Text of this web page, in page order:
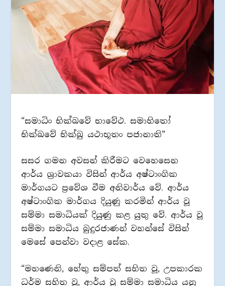
“සමාධිං භික්ඛවේ භාවේථ. සමාහිතෝ
භික්ඛවේ භික්ඛු යථාභූතං පජානාති”
සසර ගමන අවසන් කිරීමට වෙහෙසෙන
ආර්ය ශ්‍රාවකයා විසින් ආර්ය අෂ්ටාංගික
මාර්ගයට ප්‍රවේශ වීම අනිවාර්ය වේ. ආර්ය
අෂ්ටාංගික මාර්ගය දියුණු කරමින් ආර්ය වූ
සම්මා සමාධියක් දියුණු කළ යුතු වේ. ආර්ය වූ
සම්මා සමාධිය බුදුරජාණන් වහන්සේ විසින්
මෙසේ පෙන්වා වදාළ සේක.
“මහණෙනි, හේතු සම්පත් සහිත වූ, උපකාරක
ධර්ම සහිත වූ, ආර්ය වූ සම්මා සමාධිය යනු